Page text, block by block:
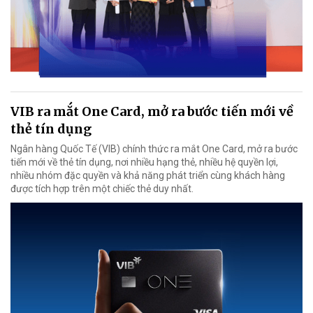
VIB ra mắt One Card, mở ra bước tiến mới về
thẻ tín dụng
Ngân hàng Quốc Tế (VIB) chính thức ra mắt One Card, mở ra bước
tiến mới về thẻ tín dụng, nơi nhiều hạng thẻ, nhiều hệ quyền lợi,
nhiều nhóm đặc quyền và khả năng phát triển cùng khách hàng
được tích hợp trên một chiếc thẻ duy nhất.